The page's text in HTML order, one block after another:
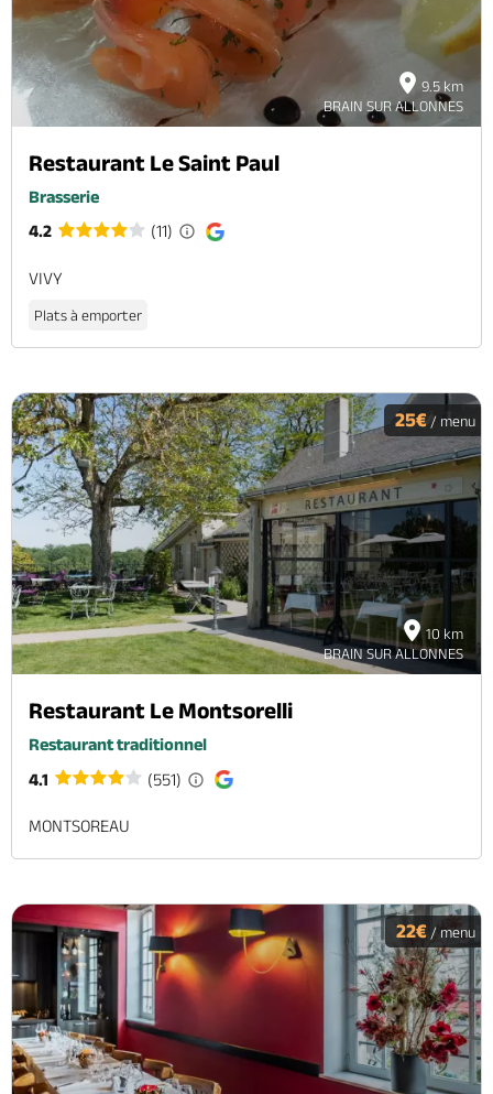
9.5 km
BRAIN SUR ALLONNES
Restaurant Le Saint Paul
Brasserie
4.2
(11)
VIVY
Plats à emporter
10 km
BRAIN SUR ALLONNES
25€ / menu
Restaurant Le Montsorelli
Restaurant traditionnel
4.1
(551)
MONTSOREAU
22€ / menu